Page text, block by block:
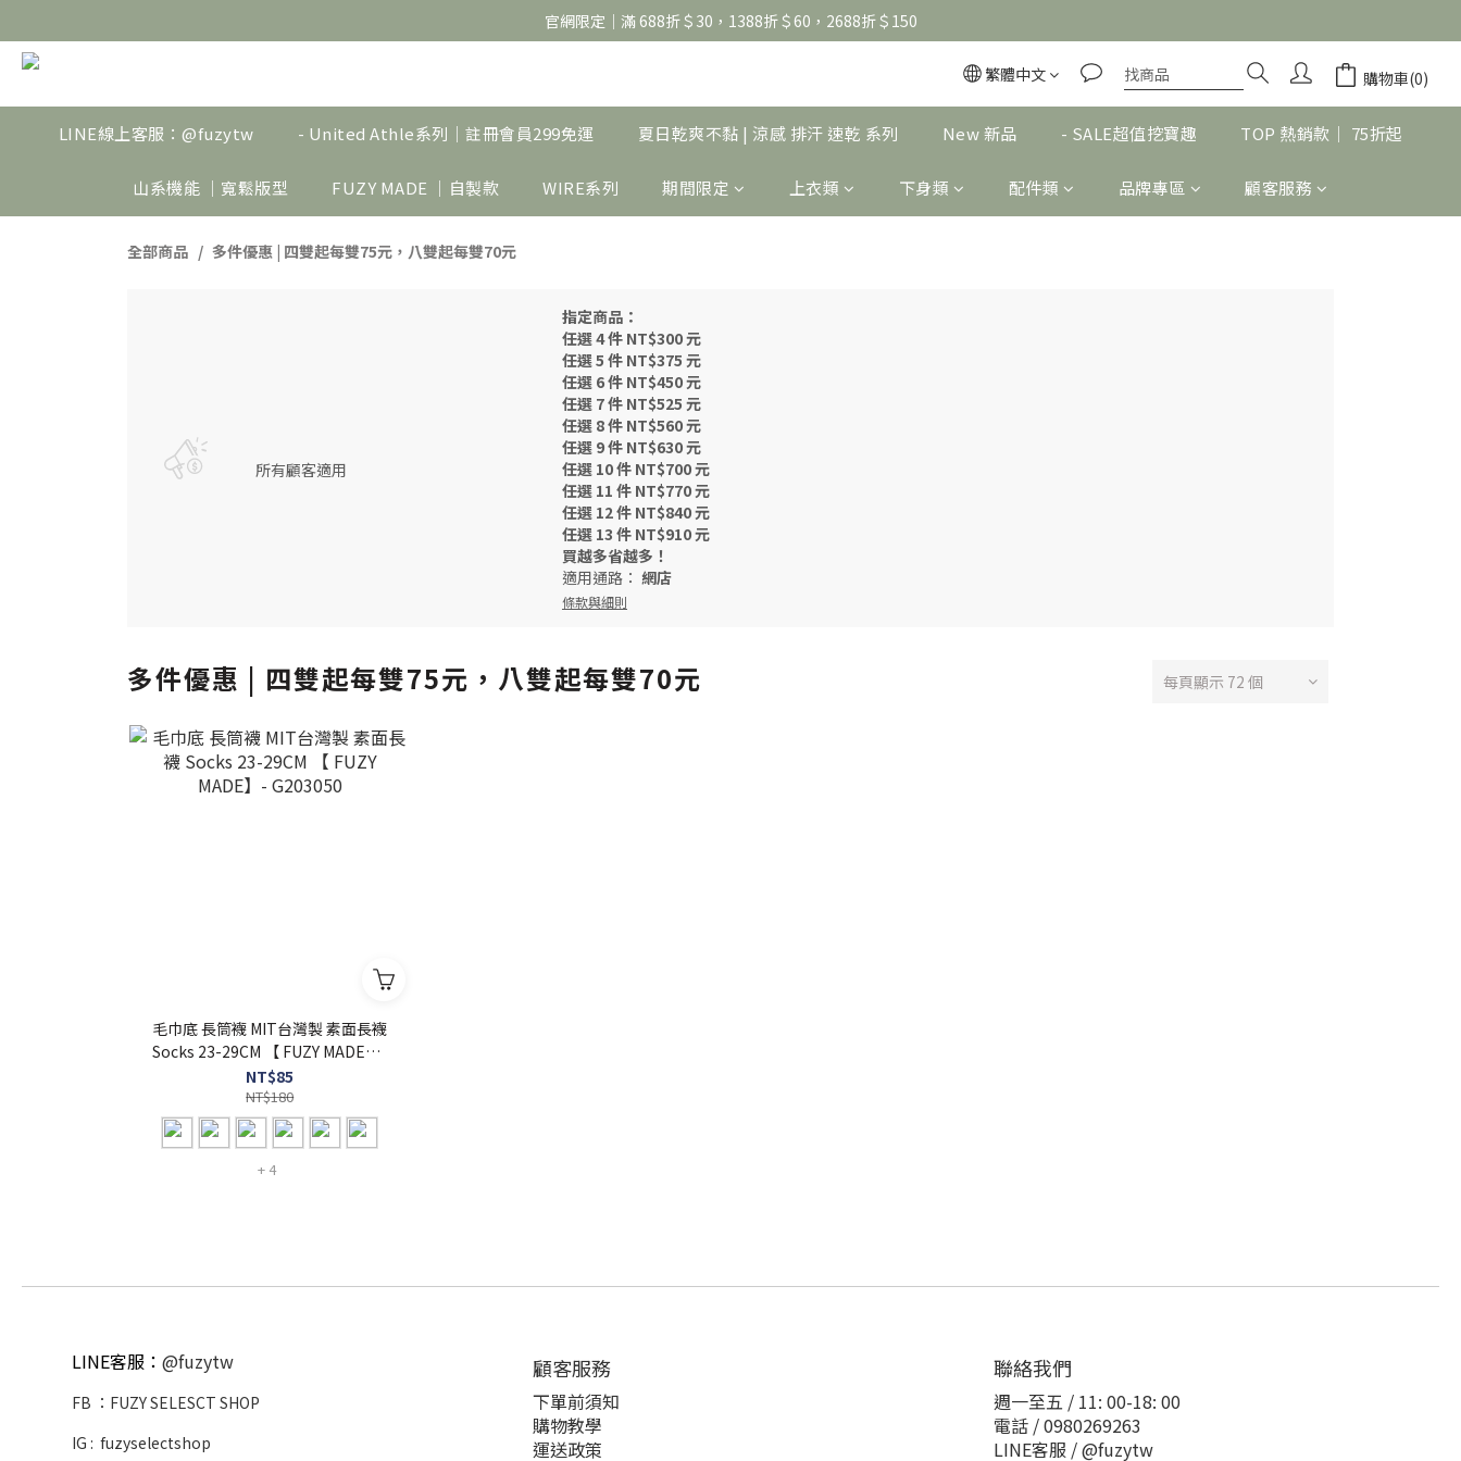
官網限定｜滿 688折＄30，1388折＄60，2688折＄150
官網限定｜滿 688折＄30，1388折＄60，2688折＄150
官網限定｜滿 688折＄30，1388折＄60，2688折＄150
繁體中文 購物車(0)
LINE線上客服：@fuzytw - United Athle系列｜註冊會員299免運 夏日乾爽不黏 | 涼感 排汗 速乾 系列 New 新品 - SALE超值挖寶趣 TOP 熱銷款｜ 75折起
山系機能 ｜寬鬆版型 FUZY MADE ｜自製款 WIRE系列 期間限定 上衣類 下身類 配件類 品牌專區 顧客服務
全部商品 多件優惠 | 四雙起每雙75元，八雙起每雙70元
所有顧客適用
指定商品：
任選 4 件 NT$300 元
任選 5 件 NT$375 元
任選 6 件 NT$450 元
任選 7 件 NT$525 元
任選 8 件 NT$560 元
任選 9 件 NT$630 元
任選 10 件 NT$700 元
任選 11 件 NT$770 元
任選 12 件 NT$840 元
任選 13 件 NT$910 元
買越多省越多！
適用通路： 網店
條款與細則
多件優惠 | 四雙起每雙75元，八雙起每雙70元 每頁顯示 72 個
毛巾底 長筒襪 MIT台灣製 素面長襪
Socks 23-29CM 【 FUZY MADE】-
G203050
NT$85
NT$180
+ 4
LINE客服： @fuzytw
FB ： FUZY SELESCT SHOP
IG : fuzyselectshop
顧客服務
下單前須知
購物教學
運送政策
聯絡我們
週一至五 / 11: 00-18: 00
電話 / 0980269263
LINE客服 / @fuzytw